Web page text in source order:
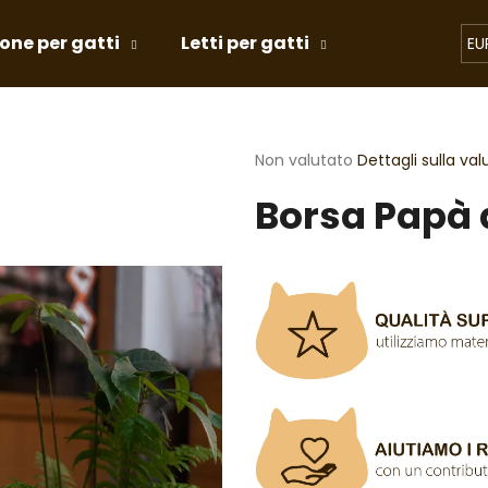
per gatti Letti per gatti Giochi per
La
media
del
0,0
su
5
stelle.
Non valutato Dettagli sulla
Borsa
RICERCA
Si consiglia di